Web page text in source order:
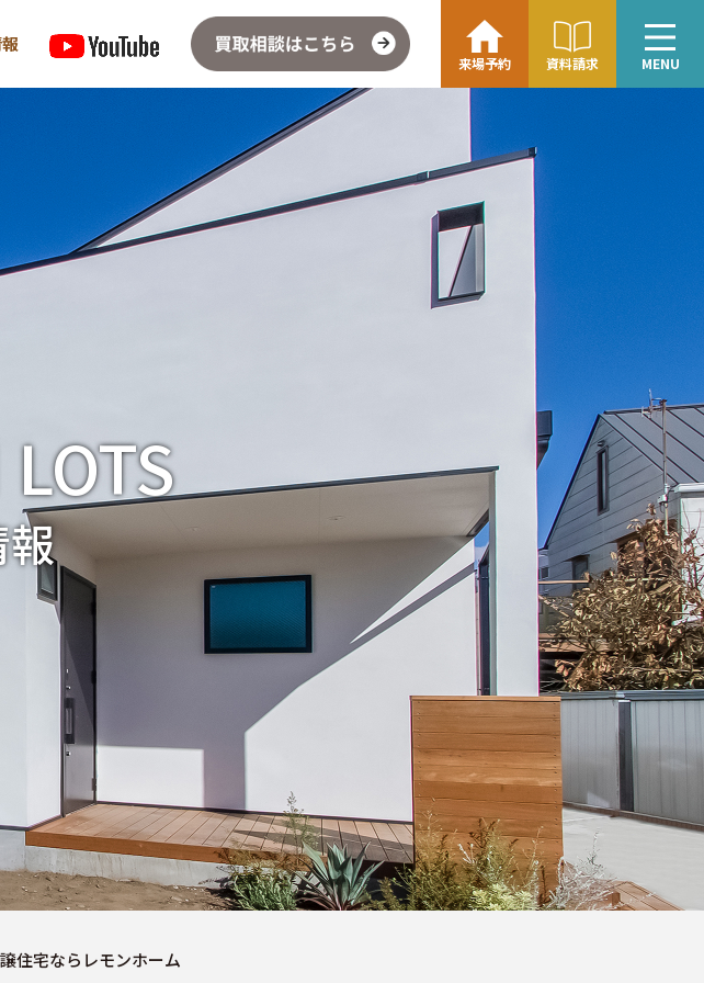
来場予約 資料請求 MENU
資料請求はこちら
宿泊型モデルハウス
∟ご宿泊体験者フォト
分譲情報
不動産管理 売買・賃貸仲介
中古物件買取サイト
企業情報・アクセス
∟レモンホームの取り組み
∟総合お問い合わせ
∟資料請求
∟来場予約
住宅なら レモンホーム